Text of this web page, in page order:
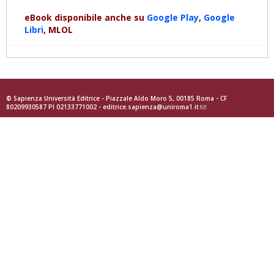
eBook disponibile anche su Google Play, Google
Libri, MLOL
© Sapienza Università Editrice - Piazzale Aldo Moro 5, 00185 Roma - CF
80209930587 PI 02133771002 - editrice.sapienza@uniroma1.it(link
sends